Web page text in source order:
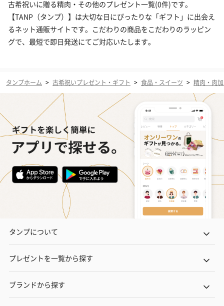
古希祝いに贈る精肉・その他のプレゼント一覧(0件)です。
【TANP（タンプ）】は大切な日にぴったりな「ギフト」に出会え
るネット通販サイトです。こだわりの商品をこだわりのラッピン
グで、最短で即日発送にてご対応いたします。
タンプホーム > 古希祝いプレゼント・ギフト > 食品・スイーツ > 精肉・肉
タンプについて
プレゼントを一覧から探す
ブランドから探す